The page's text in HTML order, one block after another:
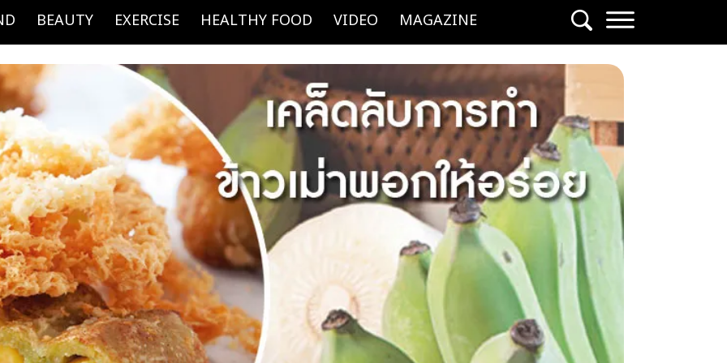
BEAUTY EXERCISE HEALTHY FOOD VIDEO MAGAZINE